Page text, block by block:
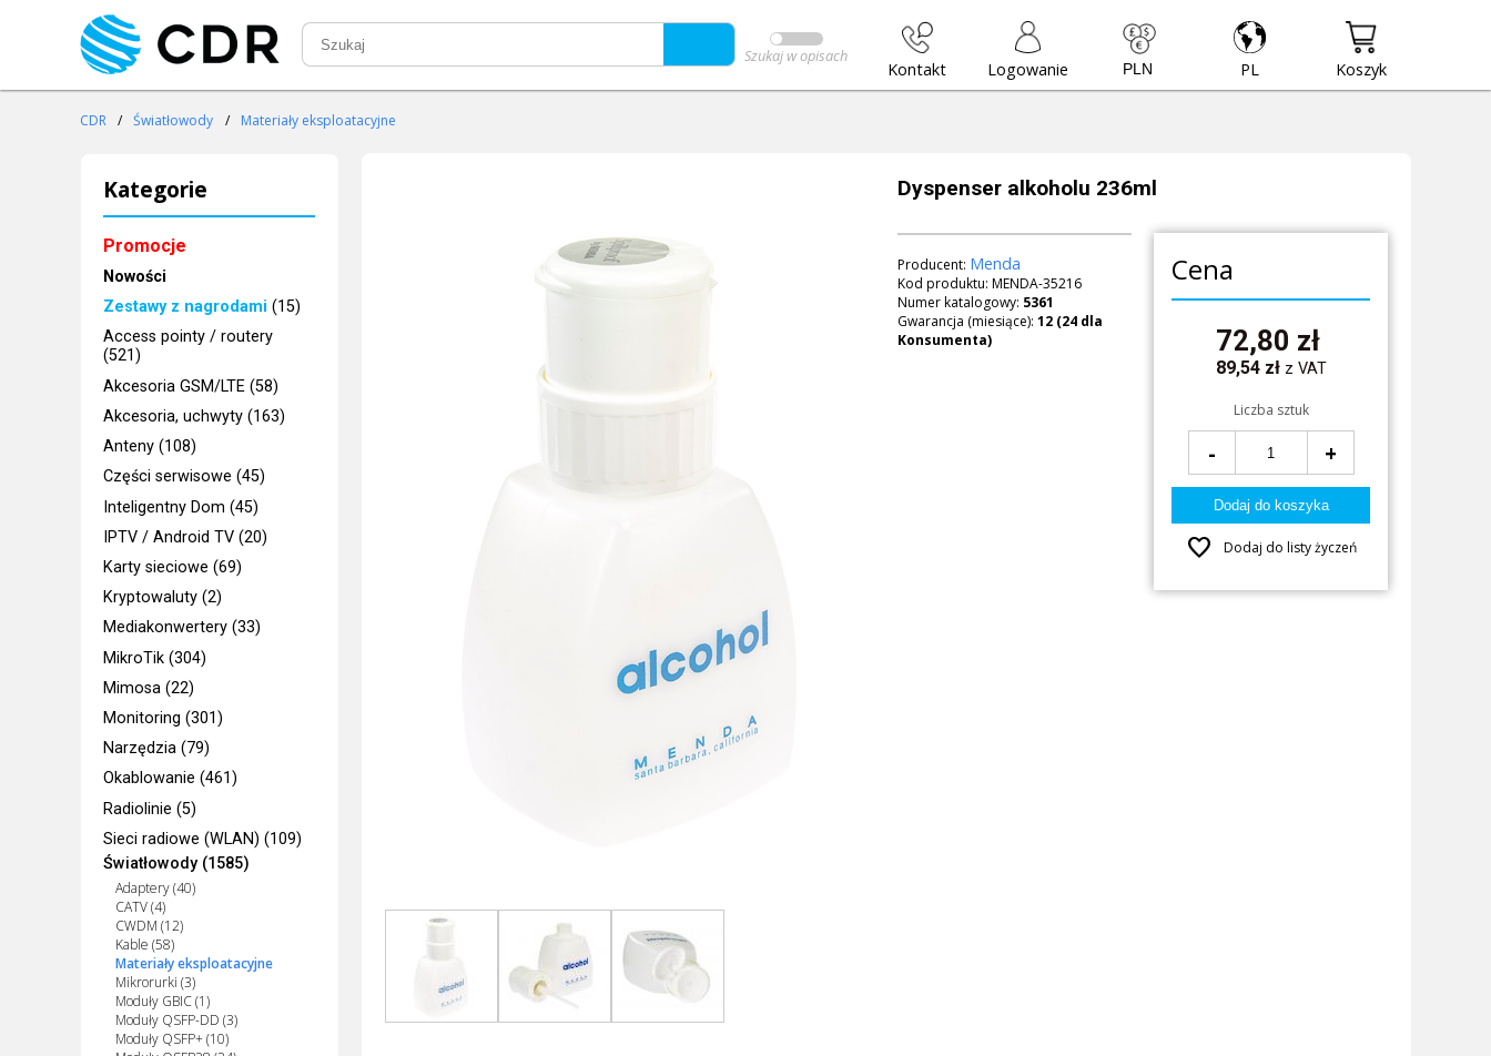
Szukaj w opisach
Kontakt Logowanie PL Koszyk
CDR / Światłowody / Materiały eksploatacyjne
Kategorie
Promocje
Nowości
Zestawy z nagrodami (15)
Access pointy / routery
(521)
Akcesoria GSM/LTE (58)
Akcesoria, uchwyty (163)
Anteny (108)
Części serwisowe (45)
Inteligentny Dom (45)
IPTV / Android TV (20)
Karty sieciowe (69)
Kryptowaluty (2)
Mediakonwertery (33)
MikroTik (304)
Mimosa (22)
Monitoring (301)
Narzędzia (79)
Okablowanie (461)
Radiolinie (5)
Sieci radiowe (WLAN) (109)
Światłowody (1585)
Adaptery (40)
CATV (4)
CWDM (12)
Kable (58)
Materiały eksploatacyjne
Mikrorurki (3)
Moduły GBIC (1)
Moduły QSFP-DD (3)
Moduły QSFP+ (10)
Dyspenser alkoholu 236ml
Producent: Menda
Kod produktu:MENDA-35216
Numer katalogowy: 5361
Gwarancja (miesiące):
Cena
72,80 zł
89,54zł z VAT
Liczba sztuk
- +
favorite Dodaj do listy życzeń